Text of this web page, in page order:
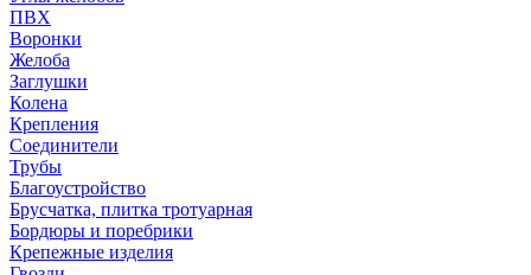
ПВХ
Воронки
Желоба
Заглушки
Колена
Крепления
Соединители
Трубы
Благоустройство
Брусчатка, плитка тротуарная
Бордюры и поребрики
Крепежные изделия